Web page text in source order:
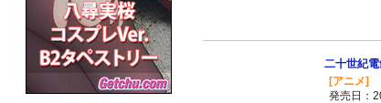
二十世紀
[アニメ]
発売日：